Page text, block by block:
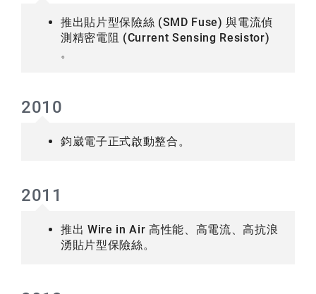
推出貼片型保險絲 (SMD Fuse) 與電流偵
測精密電阻 (Current Sensing Resistor)
。
2010
鈞崴電子正式啟動整合。
2011
推出 Wire in Air 高性能、高電流、高抗浪
湧貼片型保險絲。